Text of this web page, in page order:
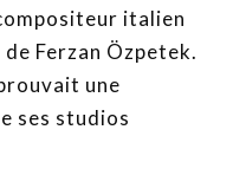
italien
Ferzan Özpetek.
une
ses studios